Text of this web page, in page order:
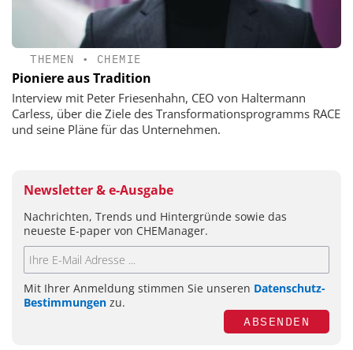
THEMEN • CHEMIE
Pioniere aus Tradition
Interview mit Peter Friesenhahn, CEO von Haltermann
Carless, über die Ziele des Transformationsprogramms RACE
und seine Pläne für das Unternehmen.
Newsletter & e-Ausgabe
Nachrichten, Trends und Hintergründe sowie das
neueste E-paper von CHEManager.
Mit Ihrer Anmeldung stimmen Sie unseren Datenschutz-
Bestimmungen zu.
ABSENDEN